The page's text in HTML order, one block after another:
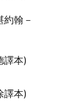
翰－
譯本)
譯本)